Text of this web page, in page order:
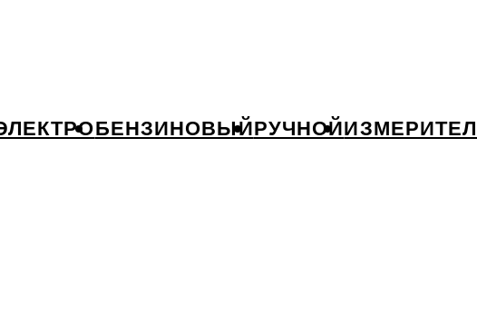
БЕНЗИНОВЫЙРУЧНОЙ